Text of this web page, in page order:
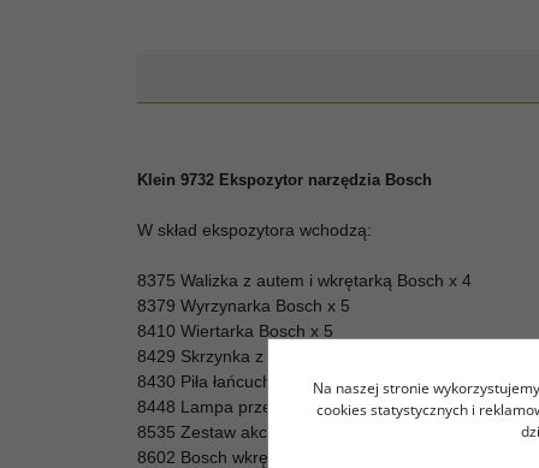
Klein 9732 Ekspozytor narzędzia Bosch
W skład ekspozytora wchodzą:
8375 Walizka z autem i wkrętarką Bosch x 4
8379 Wyrzynarka Bosch x 5
8410 Wiertarka Bosch x 5
8429 Skrzynka z wkrętarką i narzędziami Bosch x 2
8430 Piła łańcuchowa Bosch x 4
8448 Lampa przegubowa Bosch x 5
8535 Zestaw akcesoriów Bosch x 5
8602 Bosch wkrętarka Ixolino x 7
Na naszej stronie
cookies statystycznych i